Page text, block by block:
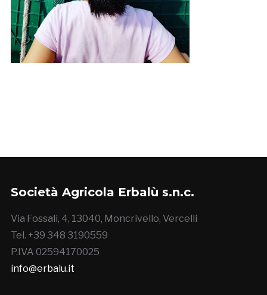
Società Agricola Erbalù s.n.c.
Via Fossali, 4, 13040, Moncrivello, Vercelli
Tel. +39 348 3190559
P.IVA 02594170025
info@erbalu.it